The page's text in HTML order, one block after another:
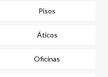
Pisos
Áticos
Oficinas